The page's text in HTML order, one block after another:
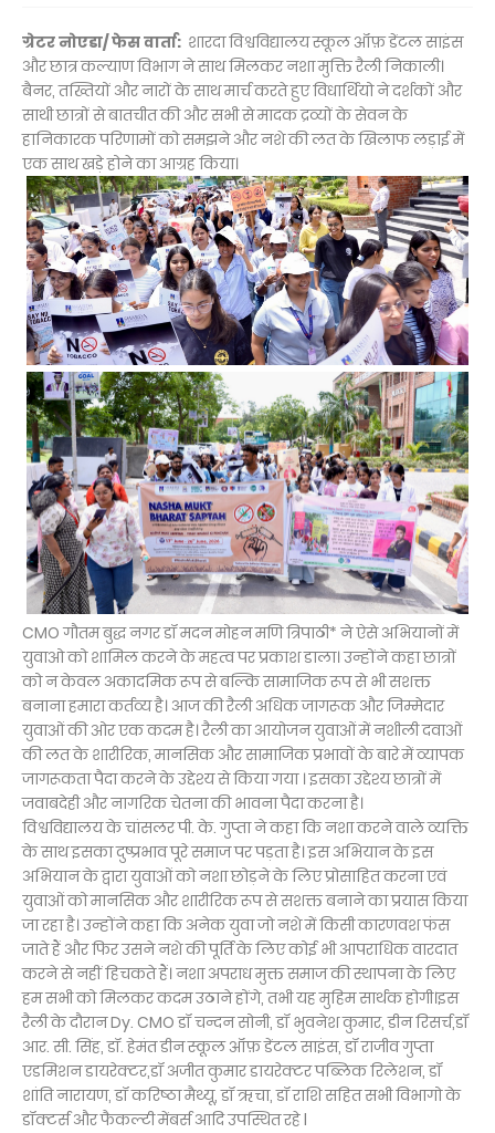
ग्रेटर नोएडा/ फेस वार्ता: शारदा विश्वविद्यालय स्कूल ऑफ़ डेंटल साइंस
और छात्र कल्याण विभाग ने साथ मिलकर नशा मुक्ति रैली निकाली।
बैनर, तख्तियों और नारों के साथ मार्च करते हुए विधार्थियो ने दर्शकों और
साथी छात्रों से बातचीत की और सभी से मादक द्रव्यों के सेवन के
हानिकारक परिणामों को समझने और नशे की लत के खिलाफ लड़ाई में
एक साथ खड़े होने का आग्रह किया।
CMO गौतम बुद्ध नगर डॉ मदन मोहन मणि त्रिपाठी* ने ऐसे अभियानों में
युवाओ को शामिल करने के महत्व पर प्रकाश डाला। उन्होंने कहा छात्रों
को न केवल अकादमिक रूप से बल्कि सामाजिक रूप से भी सशक्त
बनाना हमारा कर्तव्य है। आज की रैली अधिक जागरूक और जिम्मेदार
युवाओं की ओर एक कदम है। रैली का आयोजन युवाओं में नशीली दवाओं
की लत के शारीरिक, मानसिक और सामाजिक प्रभावों के बारे में व्यापक
जागरूकता पैदा करने के उद्देश्य से किया गया । इसका उद्देश्य छात्रों में
जवाबदेही और नागरिक चेतना की भावना पैदा करना है।
विश्वविद्यालय के चांसलर पी. के. गुप्ता ने कहा कि नशा करने वाले व्यक्ति
के साथ इसका दुष्प्रभाव पूरे समाज पर पड़ता है। इस अभियान के इस
अभियान के द्वारा युवाओं को नशा छोड़ने के लिए प्रोसाहित करना एवं
युवाओं को मानसिक और शारीरिक रूप से सशक्त बनाने का प्रयास किया
जा रहा है। उन्होंने कहा कि अनेक युवा जो नशे में किसी कारणवश फंस
जाते हैं और फिर उसने नशे की पूर्ति के लिए कोई भी आपराधिक वारदात
करने से नहीं हिचकते हैं। नशा अपराध मुक्त समाज की स्थापना के लिए
हम सभी को मिलकर कदम उठाने होंगे, तभी यह मुहिम सार्थक होगी।इस
रैली के दौरान Dy. CMO डॉ चन्दन सोनी, डॉ भुवनेश कुमार, डीन रिसर्च,डॉ
आर. सी. सिंह, डॉ. हेमंत डीन स्कूल ऑफ़ डेंटल साइंस, डॉ राजीव गुप्ता
एडमिशन डायरेक्टर,डॉ अजीत कुमार डायरेक्टर पब्लिक रिलेशन, डॉ
शांति नारायण, डॉ करिष्ठा मैथ्यू, डॉ ऋचा, डॉ राशि सहित सभी विभागो के
डॉक्टर्स और फैकल्टी मेंबर्स आदि उपस्थित रहे l